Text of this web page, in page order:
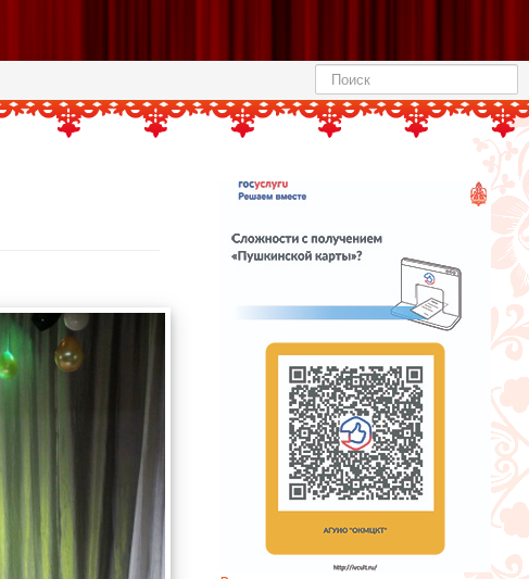
Найти